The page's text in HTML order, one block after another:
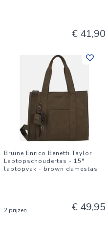
€ 41,90
Bruine Enrico Benetti Taylor
Laptopschoudertas - 15"
laptopvak - brown damestas
2 prijzen € 49,95